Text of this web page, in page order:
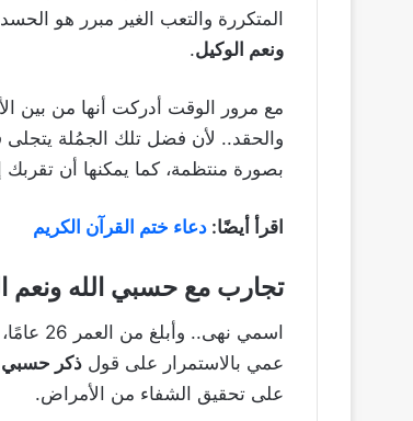
المتكررة والتعب الغير مبرر هو
ونعم الوكيل.
مع مرور الوقت أدركت أنها من بين
والحقد.. لأن فضل تلك الجمُلة
بصورة منتظمة، كما يمكنها أن تقربك
اقرأ أيضًا: دعاء ختم القرآن الكريم
تجارب مع حسبي الله ونعم
اسمي
عمي بالاستمرار على قول ذكر حسبي
على تحقيق الشفاء من الأمراض.